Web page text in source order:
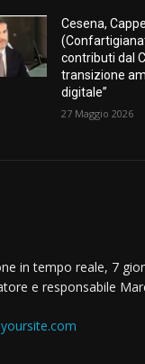
Cesena,
contributi dal
transizione
digitale”
27 Maggio 2026
in tempo reale, 7
e responsabile